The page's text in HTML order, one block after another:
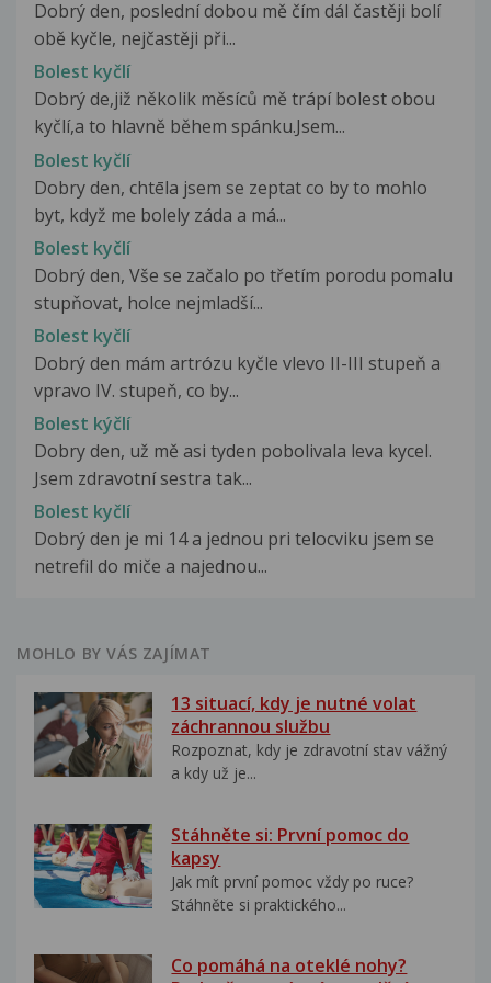
Dobrý den, poslední dobou mě čím dál častěji bolí
obě kyčle, nejčastěji při...
Bolest kyčlí
Dobrý de,již několik měsíců mě trápí bolest obou
kyčlí,a to hlavně během spánku.Jsem...
Bolest kyčlí
Dobry den, chtēla jsem se zeptat co by to mohlo
byt, když me bolely záda a má...
Bolest kyčlí
Dobrý den, Vše se začalo po třetím porodu pomalu
stupňovat, holce nejmladší...
Bolest kyčlí
Dobrý den mám artrózu kyčle vlevo II-III stupeň a
vpravo IV. stupeň, co by...
Bolest kýčlí
Dobry den, už mě asi tyden pobolivala leva kycel.
Jsem zdravotní sestra tak...
Bolest kyčlí
Dobrý den je mi 14 a jednou pri telocviku jsem se
netrefil do miče a najednou...
MOHLO BY VÁS ZAJÍMAT
13 situací, kdy je nutné volat
záchrannou službu
Rozpoznat, kdy je zdravotní stav vážný
a kdy už je...
Stáhněte si: První pomoc do
kapsy
Jak mít první pomoc vždy po ruce?
Stáhněte si praktického...
Co pomáhá na oteklé nohy?